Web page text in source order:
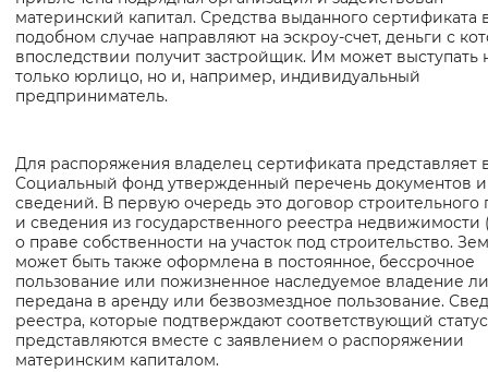
Звуковой ассистент
Воспроизвести Остановить
материнский капитал. Средства выданного сертификата
подобном случае направляют на эскроу-счет, деньги с
впоследствии получит застройщик. Им может выступать
только юрлицо, но и, например, индивидуальный
предприниматель.
Для распоряжения владелец сертификата представляет
Социальный фонд утвержденный перечень документов и
сведений. В первую очередь это договор строительного
и сведения из государственного реестра недвижимости
о праве собственности на участок под строительство.
может быть также оформлена в постоянное, бессрочное
пользование или пожизненное наследуемое владение
передана в аренду или безвозмездное пользование.
реестра, которые подтверждают соответствующий
представляются вместе с заявлением о распоряжении
материнским капиталом.